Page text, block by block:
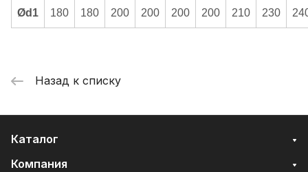
Ød1 180 180 200 200 200 200 210 230
Назад к списку
Каталог
Компания